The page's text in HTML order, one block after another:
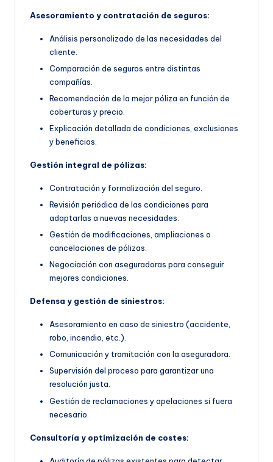
Asesoramiento y contratación de seguros:
Análisis personalizado de las necesidades del
cliente.
Comparación de seguros entre distintas
compañías.
Recomendación de la mejor póliza en función de
coberturas y precio.
Explicación detallada de condiciones, exclusiones
y beneficios.
Gestión integral de pólizas:
Contratación y formalización del seguro.
Revisión periódica de las condiciones para
adaptarlas a nuevas necesidades.
Gestión de modificaciones, ampliaciones o
cancelaciones de pólizas.
Negociación con aseguradoras para conseguir
mejores condiciones.
Defensa y gestión de siniestros:
Asesoramiento en caso de siniestro (accidente,
robo, incendio, etc.).
Comunicación y tramitación con la aseguradora.
Supervisión del proceso para garantizar una
resolución justa.
Gestión de reclamaciones y apelaciones si fuera
necesario.
Consultoría y optimización de costes: